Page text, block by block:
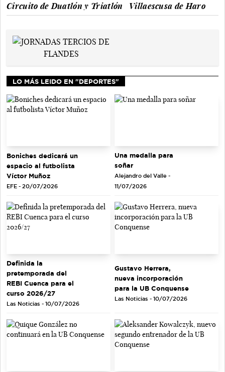
Circuito de Duatlón y Triatlón
Villaescusa de Haro
LO MÁS LEIDO EN "DEPORTES"
Boniches dedicará un
espacio al futbolista
Víctor Muñoz
EFE - 20/07/2026
Una medalla para
soñar
Alejandro del Valle -
11/07/2026
Definida la
pretemporada del
REBI Cuenca para el
curso 2026/27
Las Noticias - 10/07/2026
Gustavo Herrera,
nueva incorporación
para la UB Conquense
Las Noticias - 10/07/2026